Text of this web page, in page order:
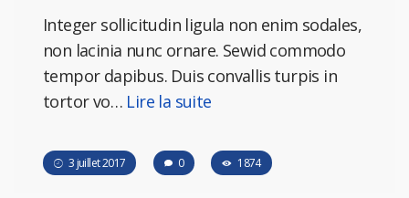
Integer sollicitudin ligula non enim sodales,
non lacinia nunc ornare. Sewid commodo
tempor dapibus. Duis convallis turpis in
tortor vo… Lire la suite
3 juillet 2017 0 1874